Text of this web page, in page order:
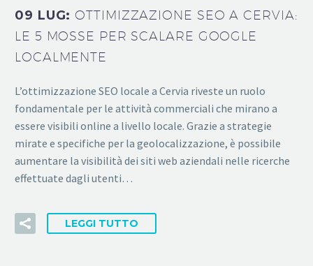
09 LUG:OTTIMIZZAZIONE SEO A CERVIA:
LE 5 MOSSE PER SCALARE GOOGLE
LOCALMENTE
L’ottimizzazione SEO locale a Cervia riveste un ruolo
fondamentale per le attività commerciali che mirano a
essere visibili online a livello locale. Grazie a strategie
mirate e specifiche per la geolocalizzazione, è possibile
aumentare la visibilità dei siti web aziendali nelle ricerche
effettuate dagli utenti…
LEGGI TUTTO